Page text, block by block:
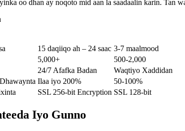
oo dhan ay noqoto mid aan la saadaalin karin.
15 daqiiqo ah – 24 saac 3-7 maalmood
5,000+
500-2,000
24/7 Afafka Badan
Waqtiyo Xaddidan
Ilaa iyo 200%
50-100%
SSL 256-bit Encryption SSL 128-bit
Iyo Gunno